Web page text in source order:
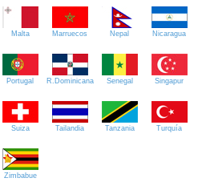
Malta Marruecos Nepal Nicaragua
Portugal R.Dominicana Senegal Singapur
Suiza Tailandia Tanzania Turquía
Zimbabue